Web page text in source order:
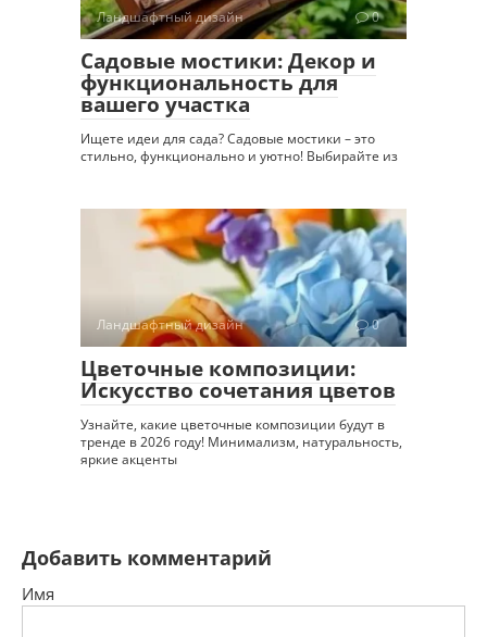
Ландшафтный дизайн 0
Садовые мостики: Декор и
функциональность для
вашего участка
Ищете идеи для сада? Садовые мостики – это
стильно, функционально и уютно! Выбирайте из
Ландшафтный дизайн 0
Цветочные композиции:
Искусство сочетания цветов
Узнайте, какие цветочные композиции будут в
тренде в 2026 году! Минимализм, натуральность,
яркие акценты
Добавить комментарий
Имя